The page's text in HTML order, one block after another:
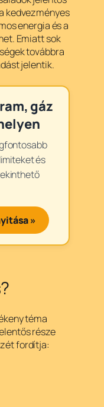
kedvezményes
energia és a
Emiatt sok
továbbra
jelentik.
gáz
és
»
téma
része
fordítja: